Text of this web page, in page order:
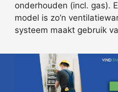
onderhouden (incl. gas).
model is zo’n
systeem maakt gebruik